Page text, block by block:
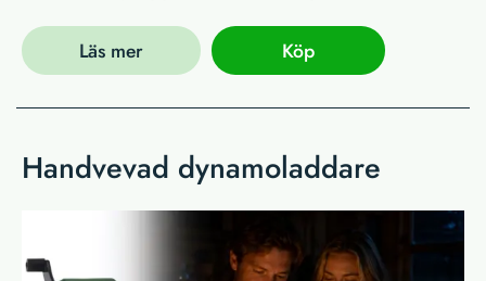
Läs mer Köp
Handvevad dynamoladdare